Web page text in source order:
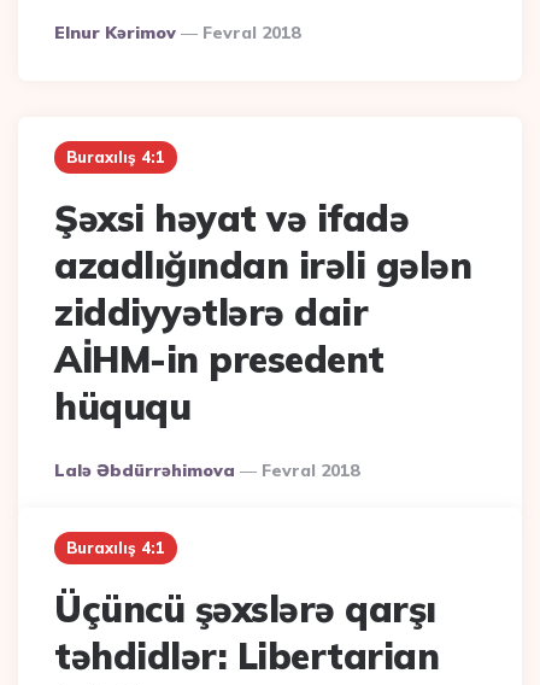
Posted
Elnur Kərimov Fevral 2018
Buraxılış 4:1
Şəxsi həyat və ifadə
azadlığından irəli gələn
ziddiyyətlərə dair
AİHM-in presedent
hüququ
Posted
Lalə Əbdürrəhimova Fevral 2018
Buraxılış 4:1
Üçüncü şəxslərə qarşı
təhdidlər: Libertarian